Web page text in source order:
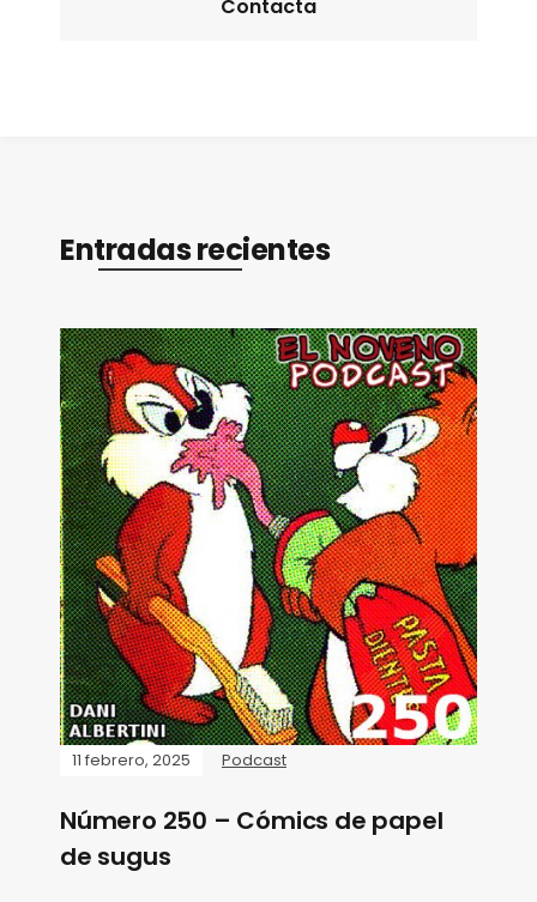
Contacta
Entradas recientes
11 febrero, 2025 Podcast
Número 250 – Cómics de papel
de sugus